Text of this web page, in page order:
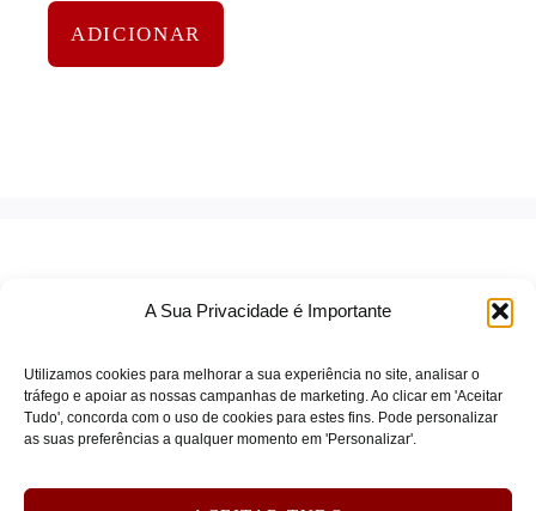
A Sua Privacidade é Importante
Utilizamos cookies para melhorar a sua experiência no site, analisar o
tráfego e apoiar as nossas campanhas de marketing. Ao clicar em 'Aceitar
Tudo', concorda com o uso de cookies para estes fins. Pode personalizar
as suas preferências a qualquer momento em 'Personalizar'.
ADICIONAR
TERMOS DE SERVIÇO